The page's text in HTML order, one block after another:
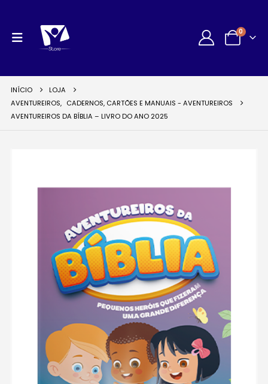
0
INÍCIO
LOJA
AVENTUREIROS, CADERNOS, CARTÕES E MANUAIS - AVENTUREIROS
AVENTUREIROS DA BÍBLIA – LIVRO DO ANO 2025